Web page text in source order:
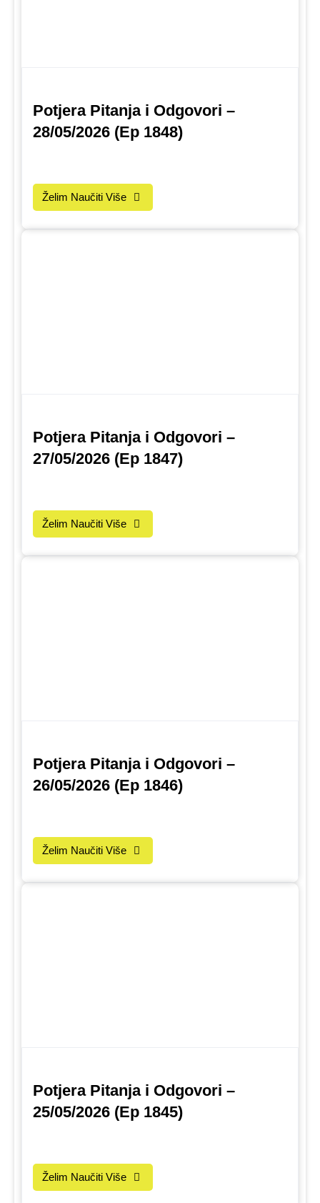
Potjera Pitanja i Odgovori –
28/05/2026 (Ep 1848)
Želim Naučiti Više
Potjera Pitanja i Odgovori –
27/05/2026 (Ep 1847)
Želim Naučiti Više
Potjera Pitanja i Odgovori –
26/05/2026 (Ep 1846)
Želim Naučiti Više
Potjera Pitanja i Odgovori –
25/05/2026 (Ep 1845)
Želim Naučiti Više